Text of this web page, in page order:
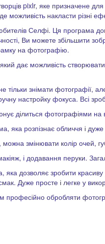
pixlr, яке призначене
можливість накласти різні
Селфі. Ця програма
Ви можете збільшити
на фотографію.
дає можливість створювати
тільки знімати фотографії,
настройку фокуса. Всі
ділиться фотографіями на
яка розпізнає обличчя і
змінювати колір очей,
і додавання перуки.
яка дозволяє зробити
Дуже просте і легке у
обробляти